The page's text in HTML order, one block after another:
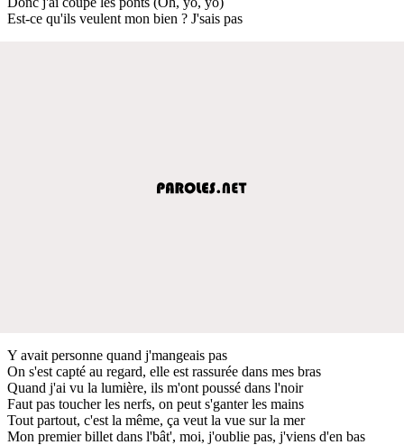
Est-ce qu'ils veulent mon bien ? J'sais pas
Y avait personne quand j'mangeais pas
On s'est capté au regard, elle est rassurée dans mes bras
Quand j'ai vu la lumière, ils m'ont poussé dans l'noir
Faut pas toucher les nerfs, on peut s'ganter les mains
Tout partout, c'est la même, ça veut la vue sur la mer
Mon premier billet dans l'bât', moi, j'oublie pas, j'viens d'en bas